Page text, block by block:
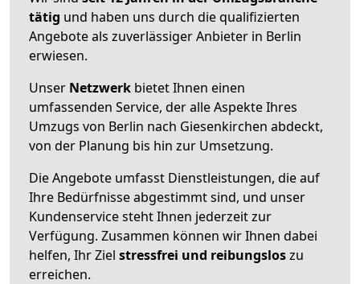
tätig und haben uns durch die qualifizierten
Angebote als zuverlässiger Anbieter in Berlin
erwiesen.
Unser Netzwerk bietet Ihnen einen
umfassenden Service, der alle Aspekte Ihres
Umzugs von Berlin nach Giesenkirchen abdeckt,
von der Planung bis hin zur Umsetzung.
Die Angebote umfasst Dienstleistungen, die auf
Ihre Bedürfnisse abgestimmt sind, und unser
Kundenservice steht Ihnen jederzeit zur
Verfügung. Zusammen können wir Ihnen dabei
helfen, Ihr Ziel stressfrei und reibungsloszu
erreichen.